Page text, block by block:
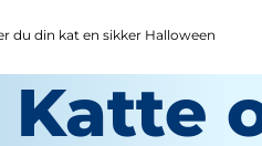
du din kat en sikker Halloween
Katte